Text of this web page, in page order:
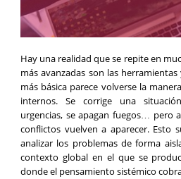
Hay una realidad que se repite en
más avanzadas son las
más básica parece volverse la
internos. Se corrige una
urgencias, se apagan fuegos… pero
conflictos vuelven a aparecer. Esto
analizar los problemas de forma
contexto global en el que se
donde el pensamiento sistémico